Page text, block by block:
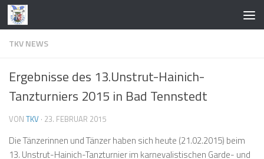
Zum Inhalt springen
TKV NEWS
Ergebnisse des 13.Unstrut-Hainich-
Tanzturniers 2015 in Bad Tennstedt
VON TKV · 23. FEBRUAR 2015
Die Tänzerinnen und Tänzer haben sich heute (21.02.2015) beim
13. Unstrut-Hainich-Tanzturnier im karnevalistischen Garde- und